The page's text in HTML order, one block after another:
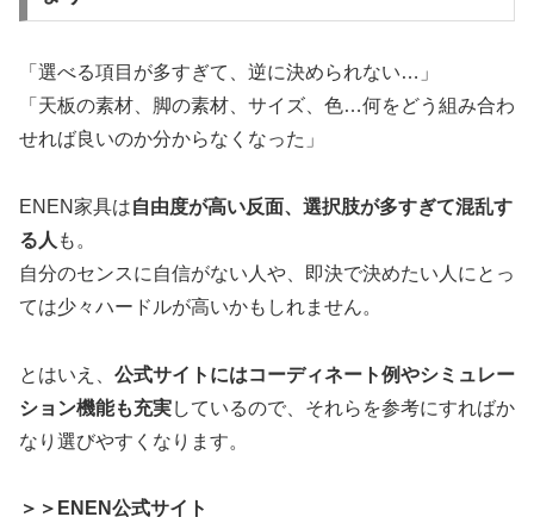
「選べる項目が多すぎて、逆に決められない…」
「天板の素材、脚の素材、サイズ、色…何をどう組み合わ
せれば良いのか分からなくなった」
ENEN家具は自由度が高い反面、選択肢が多すぎて混乱す
る人 も。
自分のセンスに自信がない人や、即決で決めたい人にとっ
ては少々ハードルが高いかもしれません。
とはいえ、 公式サイトにはコーディネート例やシミュレー
ション機能も充実しているので、それらを参考にすればか
なり選びやすくなります。
＞＞ENEN公式サイト